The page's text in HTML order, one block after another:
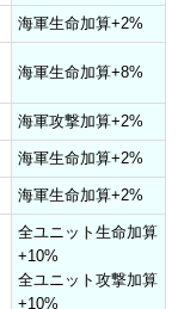
海軍生命加算+2%
海軍生命加算+8%
海軍攻撃加算+2%
海軍生命加算+2%
海軍生命加算+2%
全ユニット生命加算
+10%
全ユニット攻撃加算
+10%